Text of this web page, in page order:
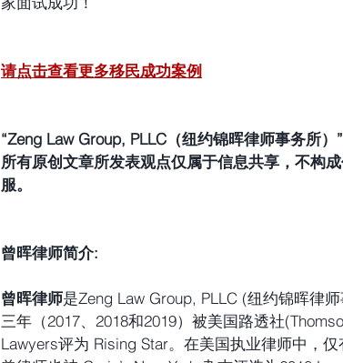
请点击查看更多移民成功案例
“Zeng Law Group, PLLC（纽约锦晖律师事务所）
所有原创文章所发表观点仅属于信息共享，不构
服。
曾晖律师简介:
曾晖律师是Zeng Law Group, PLLC (纽约锦晖律
三年（2017、2018和2019）被美国路透社
Lawyers评为 Rising Star。在美国执业律师中，仅